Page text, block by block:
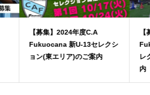
【募集】2024年度C.A
Fukuocana 新U-13セレクシ
ョン(東エリア)のご案内
【募集
レクシ